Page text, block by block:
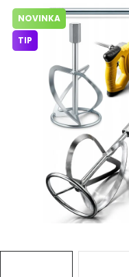
Dílna
Dětská hřiště
Autodoplňky
Vánoce
Ochranné pomůcky
NOVINKA
TIP